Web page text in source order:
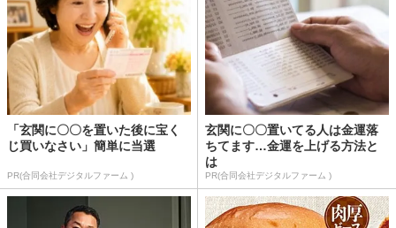
「玄関に〇〇を置いた後に宝く
じ買いなさい」簡単に当選
PR(合同会社デジタルファーム )
玄関に〇〇置いてる人は金運落
ちてます…金運を上げる方法と
は
PR(合同会社デジタルファーム )